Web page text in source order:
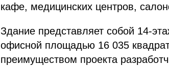
кафе, медицинских центров,
Здание представляет собой 14-
офисной площадью 16 035
преимуществом проекта